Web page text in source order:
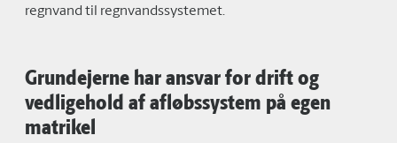
regnvand til regnvandssystemet.
Grundejerne har ansvar for drift og
vedligehold af afløbssystem på egen
matrikel